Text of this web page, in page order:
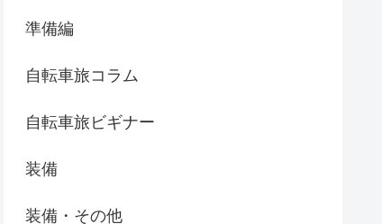
準備編
自転車旅コラム
自転車旅ビギナー
装備
装備・その他